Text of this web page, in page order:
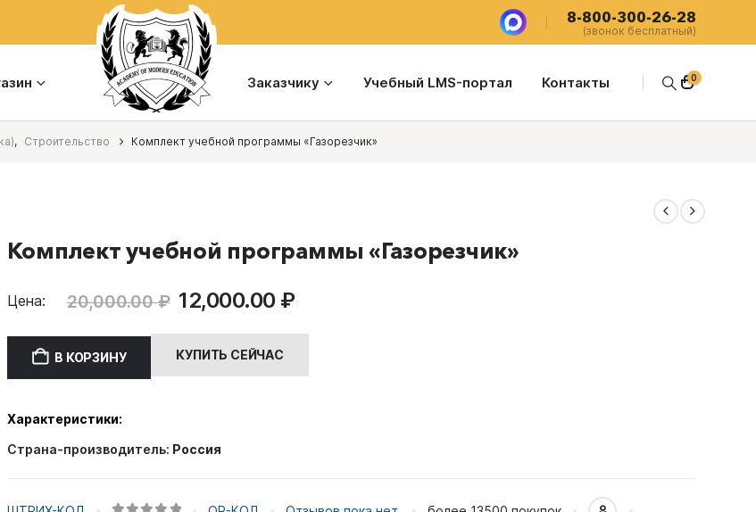
8-800-300-26-28
(звонок бесплатный)
Заказчику Учебный LMS-портал Контакты 0
, Строительство Комплект учебной программы «Газорезчик»
Комплект учебной программы «Газорезчик»
Цена: 20,000.00₽ Первоначальная
составляла
20,000.00 ₽.
12,000.00 ₽Текущая
12,000.00 ₽.
В КОРЗИНУ КУПИТЬ СЕЙЧАС
Характеристики:
Страна-производитель: Россия